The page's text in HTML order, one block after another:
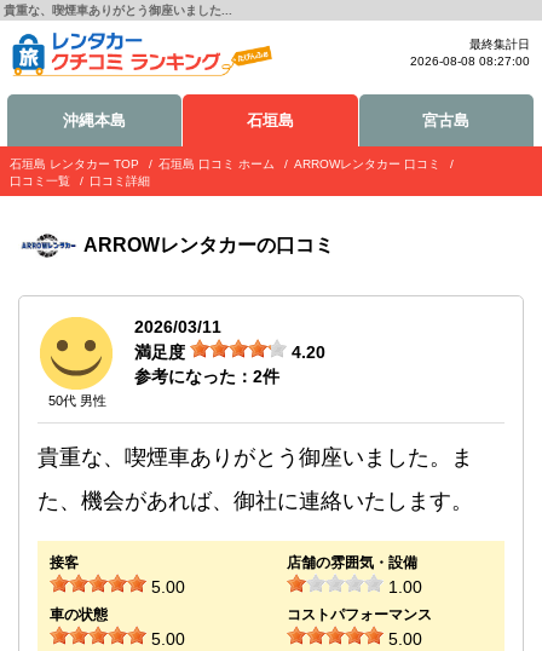
貴重な、喫煙車ありがとう御座いました...
最終集計日
2026-08-08 08:27:00
沖縄本島 石垣島 宮古島
石垣島 レンタカー TOP 石垣島 口コミ ホーム
ARROWレンタカー 口コミ
口コミ一覧
口コミ詳細
ARROWレンタカーの口コミ
50代 男性
2026/03/11
満足度
4.20
参考になった： 2件
貴重な、喫煙車ありがとう御座いました。ま
た、機会があれば、御社に連絡いたします。
接客
5.00
店舗の雰囲気・設備
1.00
車の状態
5.00
コストパフォーマンス
5.00